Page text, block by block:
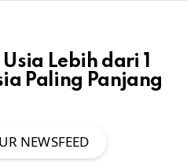
Lebih dari 1
Paling Panjang
NEWSFEED